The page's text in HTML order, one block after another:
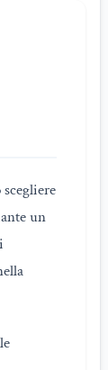
un